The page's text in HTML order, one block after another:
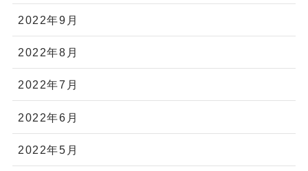
2022年9月
2022年8月
2022年7月
2022年6月
2022年5月